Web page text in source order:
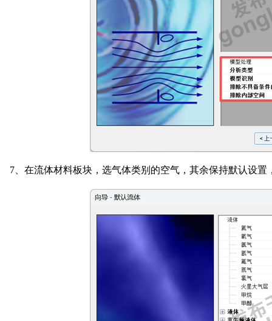
7 、在流体材料板块，选气体类别的空气，其余保持默认设置